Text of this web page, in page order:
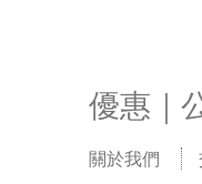
優惠｜
關於我們